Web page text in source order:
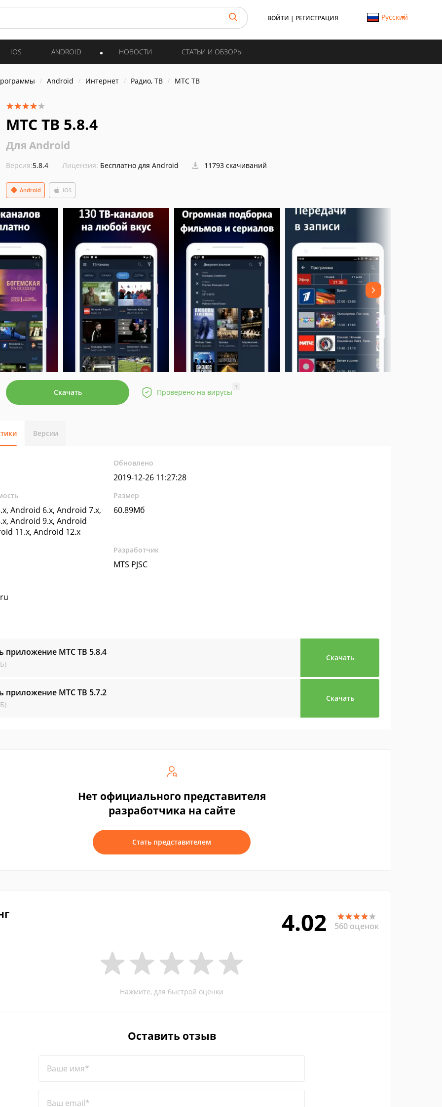
ВОЙТИ | РЕГИСТРАЦИЯ Русский
IOS ANDROID НОВОСТИ СТАТЬИ И ОБЗОРЫ
Android Интернет Радио, ТВ MTC ТВ
MTC ТВ 5.8.4
Для Android
Версия:5.8.4 Лицензия: Бесплатно для Android 11793 скачиваний
iOS
Android
Скачать Проверено на вирусы
?
Версии
Обновлено
2019-12-26 11:27:28
Android 6.x, Android 7.x,
Android 9.x, Android
11.x, Android 12.x
Размер
60.89Мб
Разработчик
MTS PJSC
приложение MTC ТВ 5.8.4
Скачать
приложение MTC ТВ 5.7.2
Скачать
Нет официального представителя
разработчика на сайте
Стать представителем
4.02 560 оценок
Нажмите, для быстрой оценки
Оставить отзыв
Ваше имя*
Ваш email*